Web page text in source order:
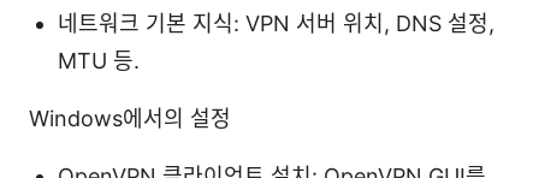
네트워크 기본 지식: VPN 서버 위치, DNS 설정,
MTU 등.
Windows에서의 설정